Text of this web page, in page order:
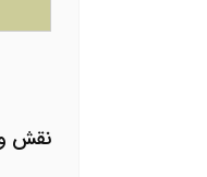
نقش